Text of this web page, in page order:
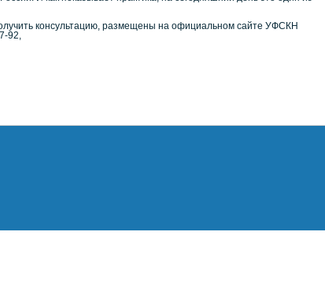
консультацию, размещены на официальном сайте УФСКН
92,